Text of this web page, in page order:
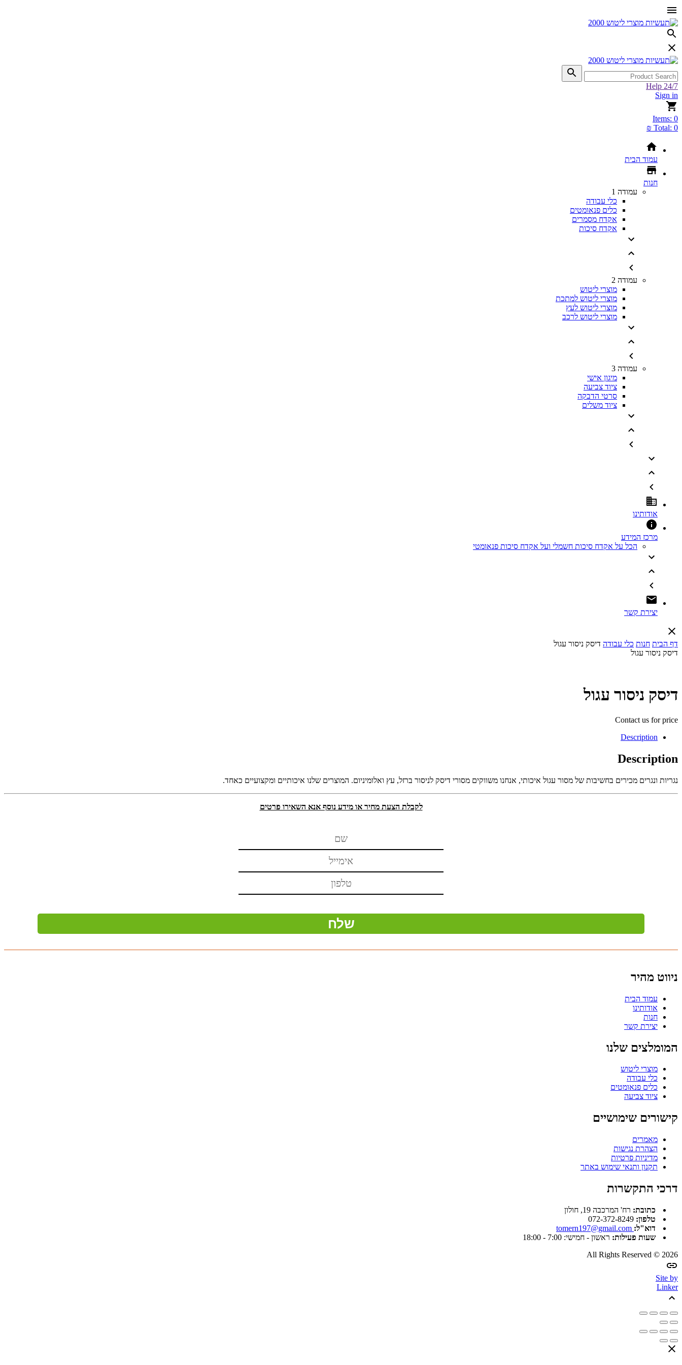
Help 24/7
Sign in
Items: 0
Total: 0 ₪
עמוד הבית
חנות
עמודה 1
כלי עבודה
כלים פנאומטים
אקדח מסמרים
אקדח סיכות
עמודה 2
מוצרי ליטוש
מוצרי ליטוש למתכת
מוצרי ליטוש לעץ
מוצרי ליטוש לרכב
עמודה 3
מיגון אישי
ציוד צביעה
סרטי הדבקה
ציוד משלים
אודותינו
מרכז המידע
הכל על אקדח סיכות חשמלי ועל אקדח סיכות פנאומטי
יצירת קשר
דף הבית חנות כלי עבודה דיסק ניסור עגול
דיסק ניסור עגול
דיסק ניסור עגול
Contact us for price
Description
Description
נגריות ונגרים מכירים בחשיבות של מסור עגול איכותי, אנחנו משווקים מסורי דיסק לניסור ברזל, עץ ואלומיניום. המוצרים שלנו איכותיים ומקצועיים כאחד.
לקבלת הצעת מחיר או מידע נוסף אנא השאירו פרטים
ניווט מהיר
עמוד הבית
אודותינו
חנות
יצירת קשר
המומלצים שלנו
מוצרי ליטוש
כלי עבודה
כלים פנאומטים
ציוד צביעה
קישורים שימושיים
מאמרים
הצהרת נגישות
מדיניות פרטיות
תקנון ותנאי שימוש באתר
דרכי התקשרות
כתובת: רח' המרכבה 19, חולון
טלפון:
דוא"ל:
שעות פעילות: ראשון - חמישי: 7:00 - 18:00
All Rights Reserved © 2026
Site by
Linker